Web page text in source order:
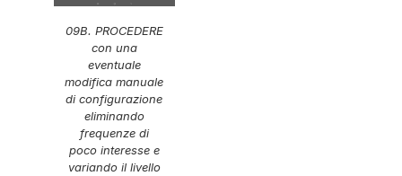
09B. PROCEDERE
con una
eventuale
modifica manuale
di configurazione
eliminando
frequenze di
poco interesse e
variando il livello